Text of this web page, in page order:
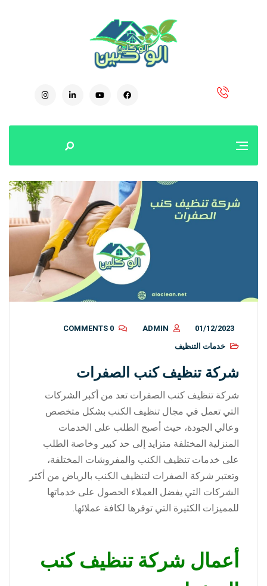
01/12/2023
ADMIN
0 COMMENTS
خدمات التنظيف
شركة تنظيف كنب الصفرات
شركة تنظيف كنب الصفرات تعد من أكبر الشركات
التي تعمل في مجال تنظيف الكنب بشكل متخصص
وعالي الجودة، حيث أصبح الطلب على الخدمات
المنزلية المختلفة متزايد إلى حد كبير وخاصة الطلب
على خدمات تنظيف الكنب والمفروشات المختلفة،
وتعتبر شركة الصفرات لتنظيف الكنب بالرياض من أكثر
الشركات التي يفضل العملاء الحصول على خدماتها
للمميزات الكثيرة التي توفرها لكافة عملائها.
أعمال شركة تنظيف كنب